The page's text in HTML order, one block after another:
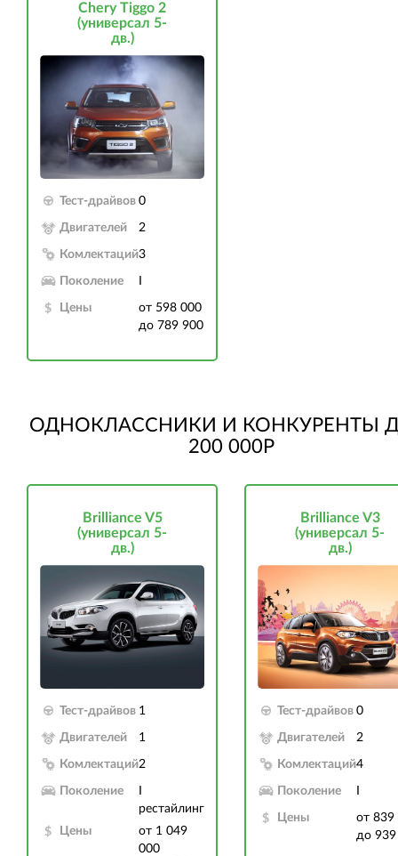
Chery Tiggo 2
(универсал 5-
дв.)
Тест-драйвов 0
Двигателей 2
Комлектаций3
Поколение
Цены
от 598 000
до 789 900
ОДНОКЛАССНИКИ И КОНКУРЕНТЫ
200 000Р
Brilliance V5
(универсал 5-
дв.)
Тест-драйвов 1
Двигателей 1
Комлектаций2
Поколение
рестайлинг
Цены
от 1 049
000
Brilliance V3
(универсал 5-
дв.)
Тест-драйвов 0
Двигателей 2
Комлектаций4
Поколение
Цены
от 839
до